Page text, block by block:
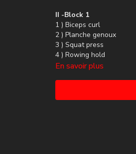
II -Block 1
1 ) Biceps curl
2 ) Planche genoux
3 ) Squat press
4 ) Rowing hold
5 ) Gainage
En savoir plus